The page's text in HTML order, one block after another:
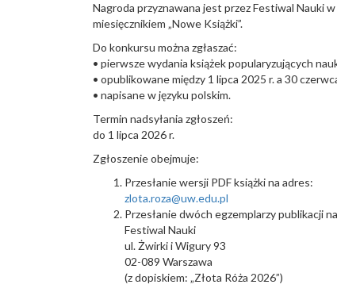
Nagroda przyznawana jest przez Festiwal Nauki
miesięcznikiem „Nowe Książki”.
Do konkursu można zgłaszać:
• pierwsze wydania książek popularyzujących
• opublikowane między 1 lipca 2025 r. a 30
• napisane w języku polskim.
Termin nadsyłania zgłoszeń:
do 1 lipca 2026 r.
Zgłoszenie obejmuje:
Przesłanie wersji PDF książki na adres:
zlota.roza@uw.edu.pl
Przesłanie dwóch egzemplarzy publikacji
Festiwal Nauki
ul. Żwirki i Wigury 93
02-089 Warszawa
(z dopiskiem: „Złota Róża 2026”)